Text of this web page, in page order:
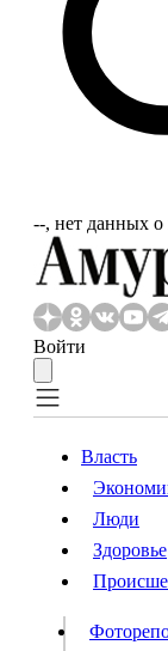
‐‐, нет данных о
Войти
Власть
Происшествия
Видео
Власть
Люди
Здоровье